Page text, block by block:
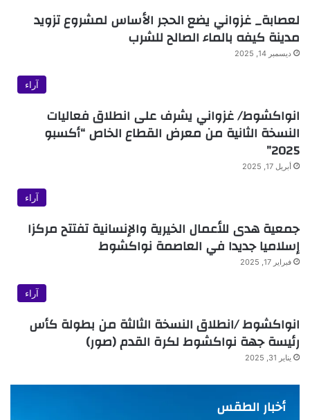
لعصابة_ غزواني يضع الحجر الأساس لمشروع تزويد
مدينة كيفه بالماء الصالح للشرب
ديسمبر 14, 2025
آراء
انواكشوط/ غزواني يشرف على انطلاق فعاليات
النسخة الثانية من معرض القطاع الخاص “أكسبو
2025”
أبريل 17, 2025
آراء
جمعية هدى للأعمال الخيرية والإنسانية تفتتح مركزا
إسلاميا جديدا في العاصمة نواكشوط
فبراير 17, 2025
آراء
انواكشوط /انطلاق النسخة الثالثة من بطولة كأس
رئيسة جهة نواكشوط لكرة القدم (صور)
يناير 31, 2025
أخبار الطقس